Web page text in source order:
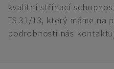
kvalitní stříhací
TS 31/13, který máme na
podrobnosti nás